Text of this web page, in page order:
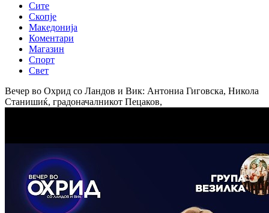
Сите
Скопје
Македонија
Коментари
Магазин
Спорт
Свет
Вечер во Охрид со Ландов и Вик: Антониа Гиговска, Никола
Станишиќ, градоначалникот Пецаков,